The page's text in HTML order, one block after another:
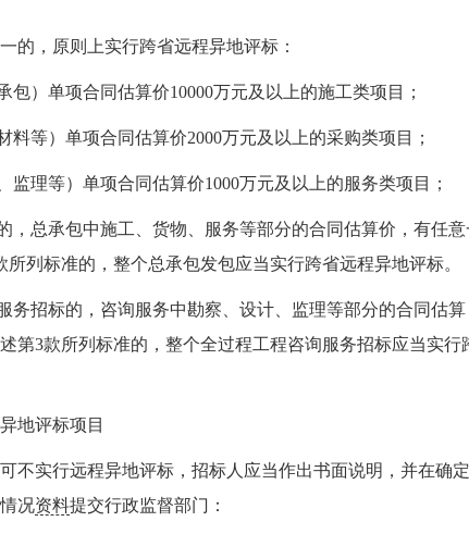
的，原则上实行跨省远程异地评标：
包）单项合同估算价10000万元及以上的施工类项目；
料等）单项合同估算价2000万元及以上的采购类项目；
监理等）单项合同估算价1000万元及以上的服务类项目；
，总承包中施工、货物、服务等部分的合同估算价，有任意
所列标准的，整个总承包发包应当实行跨省远程异地评标。
务招标的，咨询服务中勘察、设计、监理等部分的合同估算
第3款所列标准的，整个全过程工程咨询服务招标应当实行
地评标项目
不实行远程异地评标，招标人应当作出书面说明，并在确
况资料提交行政监督部门：
监理工程师
湖南省土建
主讲：投资
长期从事监
作，经验丰
入研究。能
书本中梳理
应试，深受